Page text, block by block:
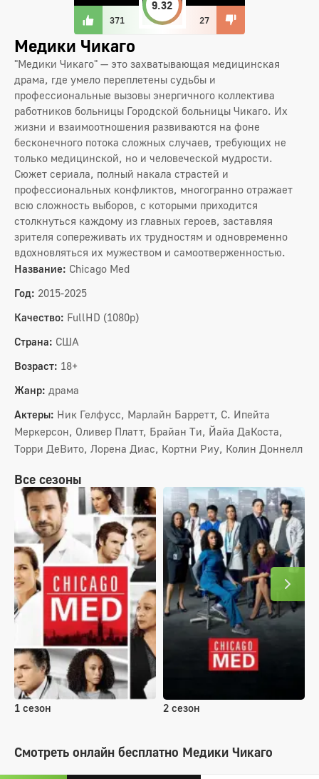
371
9.32
27
Медики Чикаго
"Медики Чикаго" — это захватывающая медицинская
драма, где умело переплетены судьбы и
профессиональные вызовы энергичного коллектива
работников больницы Городской больницы Чикаго. Их
жизни и взаимоотношения развиваются на фоне
бесконечного потока сложных случаев, требующих не
только медицинской, но и человеческой мудрости.
Сюжет сериала, полный накала страстей и
профессиональных конфликтов, многогранно отражает
всю сложность выборов, с которыми приходится
столкнуться каждому из главных героев, заставляя
зрителя сопереживать их трудностям и одновременно
вдохновляться их мужеством и самоотверженностью.
Название: Chicago Med
Год: 2015-2025
Качество: FullHD (1080p)
Страна: США
Возраст: 18+
Жанр: драма
Актеры: Ник Гелфусс, Марлайн Барретт, С. Ипейта
Меркерсон, Оливер Платт, Брайан Ти, Йайа ДаКоста,
Торри ДеВито, Лорена Диас, Кортни Риу, Колин Доннелл
Все сезоны
1 сезон 2 сезон
Смотреть онлайн бесплатно Медики Чикаго